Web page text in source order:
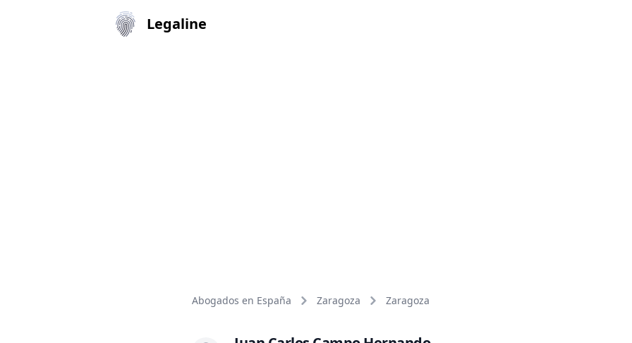
Legaline
Abogados en España Zaragoza Zaragoza